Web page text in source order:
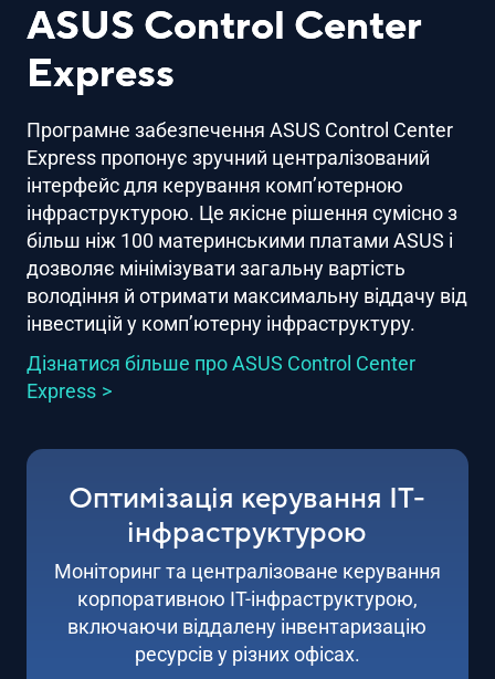
ASUS Control Center
Express
Програмне забезпечення ASUS Control Center
Express пропонує зручний централізований
інтерфейс для керування комп’ютерною
інфраструктурою. Це якісне рішення сумісно з
більш ніж 100 материнськими платами ASUS і
дозволяє мінімізувати загальну вартість
володіння й отримати максимальну віддачу від
інвестицій у комп’ютерну інфраструктуру.
Дізнатися більше про ASUS Control Center
Express
Оптимізація керування ІТ-
інфраструктурою
Моніторинг та централізоване керування
корпоративною ІТ-інфраструктурою,
включаючи віддалену інвентаризацію
ресурсів у різних офісах.